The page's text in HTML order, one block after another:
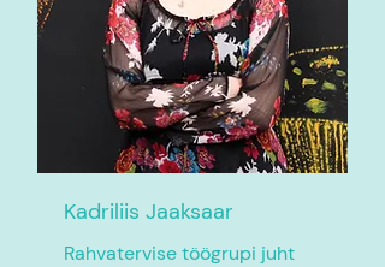
Kadriliis Jaaksaar
Rahvatervise töögrupi juht